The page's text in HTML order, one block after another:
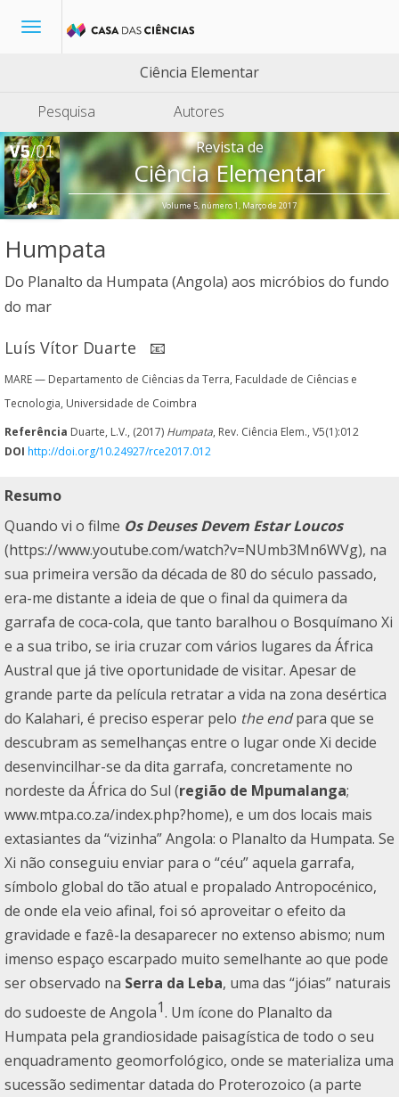
Toggle
Ciência Elementar
Pesquisa
Autores
Revista de
Ciência Elementar
Volume 5, número 1, Março de 2017
Humpata
Do Planalto da Humpata (Angola) aos micróbios do fundo
do mar
Luís Vítor Duarte 📧
MARE — Departamento de Ciências da Terra, Faculdade de Ciências e
Tecnologia, Universidade de Coimbra
Referência Duarte, L.V., (2017) Humpata, Rev. Ciência Elem., V5(1):012
DOI http://doi.org/10.24927/rce2017.012
Resumo
Quando vi o filme Os Deuses Devem Estar Loucos
(https://www.youtube.com/watch?v=NUmb3Mn6WVg), na
sua primeira versão da década de 80 do século passado,
era-me distante a ideia de que o final da quimera da
garrafa de coca-cola, que tanto baralhou o Bosquímano Xi
e a sua tribo, se iria cruzar com vários lugares da África
Austral que já tive oportunidade de visitar. Apesar de
grande parte da película retratar a vida na zona desértica
do Kalahari, é preciso esperar pelo the endpara que se
descubram as semelhanças entre o lugar onde Xi decide
desenvincilhar-se da dita garrafa, concretamente no
nordeste da África do Sul (região de Mpumalanga;
www.mtpa.co.za/index.php?home), e um dos locais mais
extasiantes da “vizinha” Angola: o Planalto da Humpata. Se
Xi não conseguiu enviar para o “céu” aquela garrafa,
símbolo global do tão atual e propalado Antropocénico,
de onde ela veio afinal, foi só aproveitar o efeito da
gravidade e fazê-la desaparecer no extenso abismo; num
imenso espaço escarpado muito semelhante ao que pode
ser observado na Serra da Leba, uma das “jóias” naturais
do sudoeste de Angola1. Um ícone do Planalto da
Humpata pela grandiosidade paisagística de todo o seu
enquadramento geomorfológico, onde se materializa uma
sucessão sedimentar datada do Proterozoico (a parte